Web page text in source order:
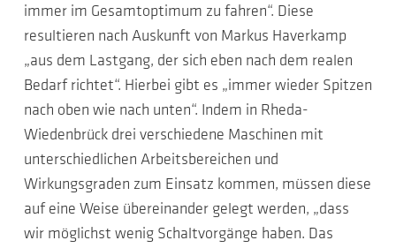
immer im Gesamtoptimum zu fahren“. Diese
resultieren nach Auskunft von Markus Haverkamp
„aus dem Lastgang, der sich eben nach dem realen
Bedarf richtet“. Hierbei gibt es „immer wieder Spitzen
nach oben wie nach unten“. Indem in Rheda-
Wiedenbrück drei verschiedene Maschinen mit
unterschiedlichen Arbeitsbereichen und
Wirkungsgraden zum Einsatz kommen, müssen diese
auf eine Weise übereinander gelegt werden, „dass
wir möglichst wenig Schaltvorgänge haben. Das